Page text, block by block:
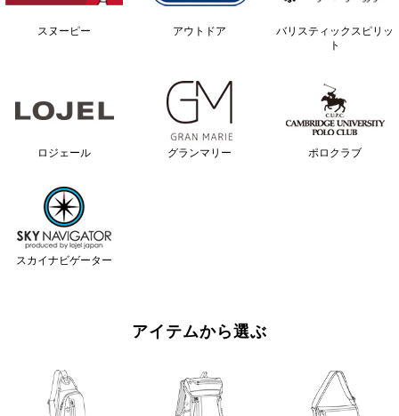
スヌーピー アウトドア
バリスティックスピリッ
ト
ロジェール グランマリー ポロクラブ
スカイナビゲーター
アイテムから選ぶ